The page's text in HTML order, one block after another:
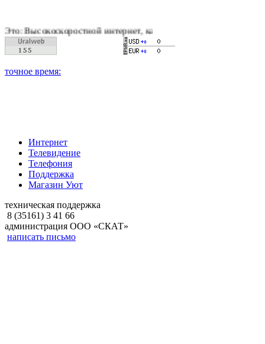
интернет, качественное цифровое и кабельное
Интернет
Телевидение
Телефония
Поддержка
Магазин Уют
техническая поддержка
8 (35161) 3 41 66
администрация ООО «СКАТ»
написать письмо